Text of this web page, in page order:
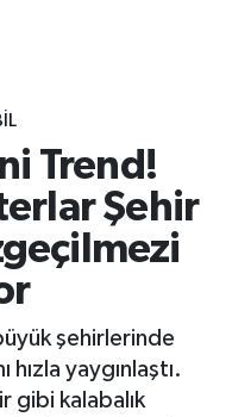
Trend!
Şehir
şehirlerinde
yaygınlaştı.
gibi kalabalık